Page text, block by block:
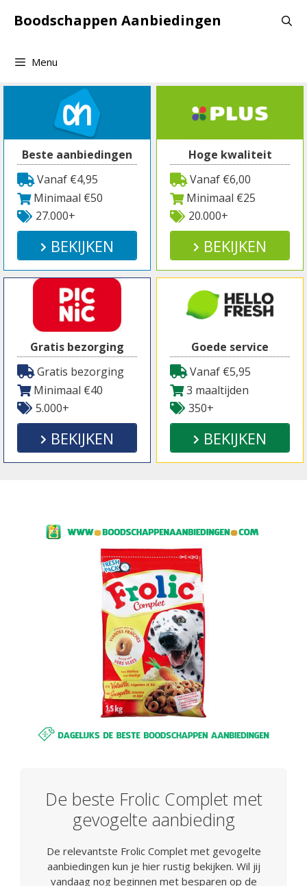
naarBoodschappen Aanbiedingen
Menu
Beste aanbiedingen
Vanaf €4,95
Minimaal €50
27.000+
BEKIJKEN
Hoge kwaliteit
Vanaf €6,00
Minimaal €25
20.000+
BEKIJKEN
Gratis bezorging
Gratis bezorging
Minimaal €40
5.000+
BEKIJKEN
Goede service
Vanaf €5,95
3 maaltijden
350+
BEKIJKEN
De beste Frolic Complet met
gevogelte aanbieding
De relevantste Frolic Complet met gevogelte
aanbiedingen kun je hier rustig bekijken. Wil jij
vandaag nog beginnen met besparen op de